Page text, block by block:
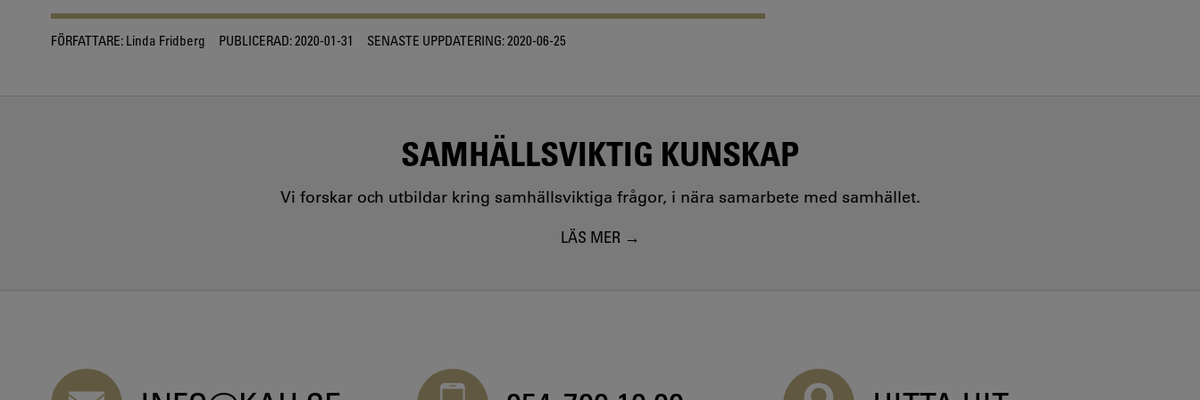
FÖRFATTARE: Linda Fridberg PUBLICERAD:2020-01-31 SENASTE UPPDATERING:2020-06-25
SAMHÄLLSVIKTIG KUNSKAP
Vi forskar och utbildar kring samhällsviktiga frågor, i nära samarbete med samhället.
LÄS MER